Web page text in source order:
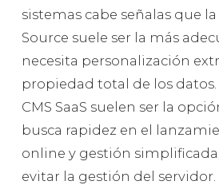
sistemas cabe señalas que
Source suele ser la más
necesita personalización
propiedad total de los datos.
CMS SaaS suelen ser la
busca rapidez en el
online y gestión
evitar la gestión del servidor.